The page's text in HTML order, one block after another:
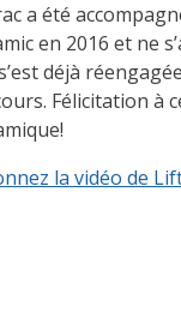
a été
en 2016 et ne
déjà
Félicitation à
la vidéo de